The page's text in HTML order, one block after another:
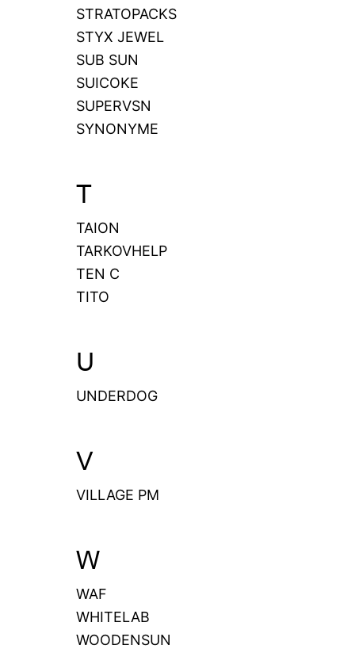
STRATOPACKS
STYX JEWEL
SUB SUN
SUICOKE
SUPERVSN
SYNONYME
T
TAION
TARKOVHELP
TEN C
TITO
U
UNDERDOG
V
VILLAGE PM
W
WAF
WHITELAB
WOODENSUN